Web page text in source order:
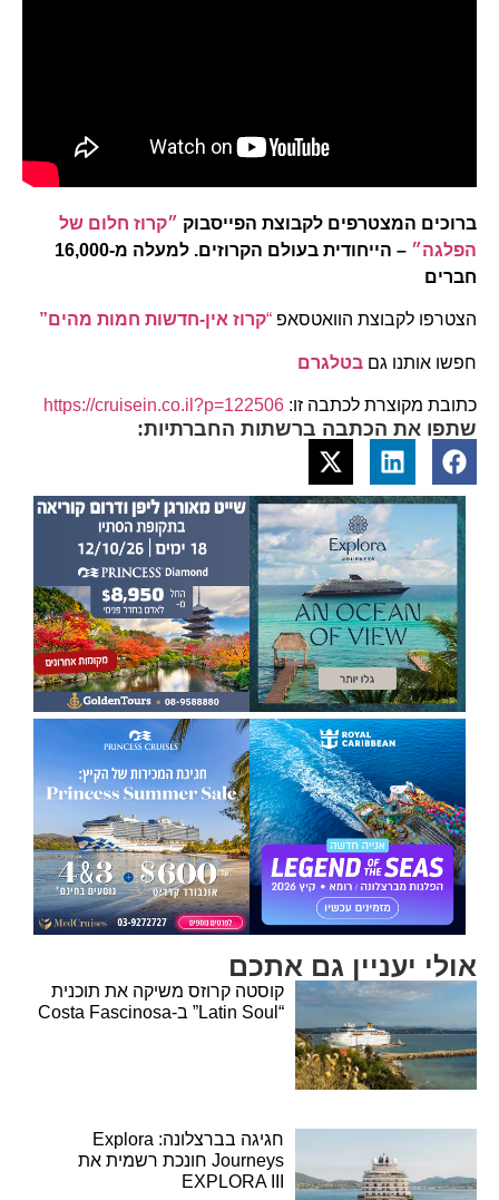
ברוכים המצטרפים לקבוצת הפייסבוק ״קרוז חלום של
הפלגה״
– הייחודית בעולם הקרוזים. למעלה מ-16,000
חברים
הצטרפו לקבוצת הוואטסאפ “קרוז אין-חדשות חמות מהים”
חפשו אותנו גם בטלגרם
כתובת מקוצרת לכתבה זו: https://cruisein.co.il?p=122506
שתפו את הכתבה ברשתות החברתיות:
אולי יעניין גם אתכם
קוסטה קרוזס משיקה את תוכנית
“Latin Soul” ב-Costa Fascinosa
חגיגה בברצלונה: Explora
Journeys חונכת רשמית את
EXPLORA III